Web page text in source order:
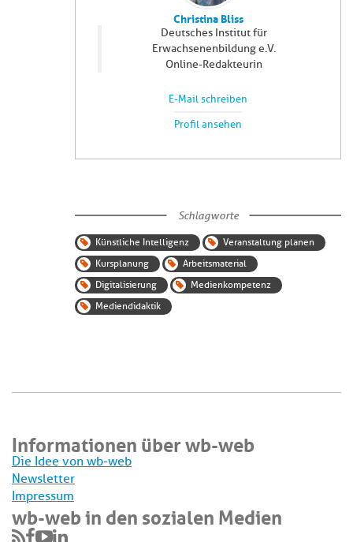
Christina Bliss
Deutsches Institut für
Erwachsenenbildung e.V.
Online-Redakteurin
E-Mail schreiben
Profil ansehen
Schlagworte
Künstliche Intelligenz
Veranstaltung planen
Kursplanung
Arbeitsmaterial
Digitalisierung
Medienkompetenz
Mediendidaktik
Informationen über wb-web
Die Idee von wb-web
Newsletter
Impressum
wb-web in den sozialen Medien